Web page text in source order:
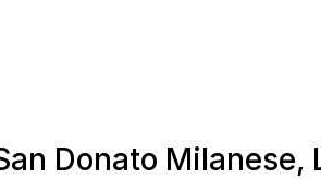
Donato Milanese,